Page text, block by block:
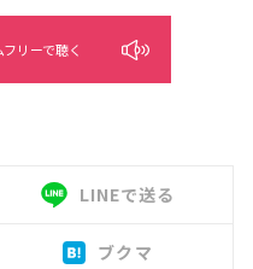
フリーで聴く
LINEで送る
ブクマ